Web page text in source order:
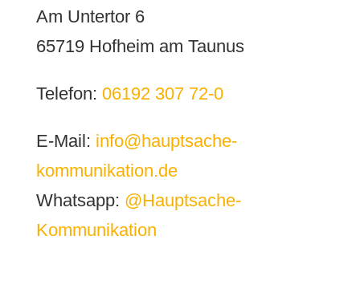
Am Untertor 6
65719 Hofheim am Taunus
Telefon: 06192 307 72-0
E-Mail: info@hauptsache-
kommunikation.de
Whatsapp: @Hauptsache-
Kommunikation